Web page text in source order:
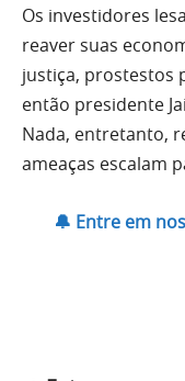
Os investidores
reaver suas
justiça, prostestos
então presidente
Nada, entretanto,
ameaças escalam
🔔 Entre em